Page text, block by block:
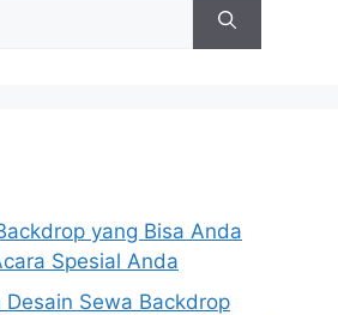
yang Bisa Anda
Spesial Anda
Sewa Backdrop